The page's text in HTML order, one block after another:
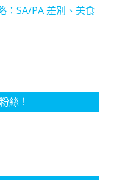
：SA/PA 差別、美食
絲！